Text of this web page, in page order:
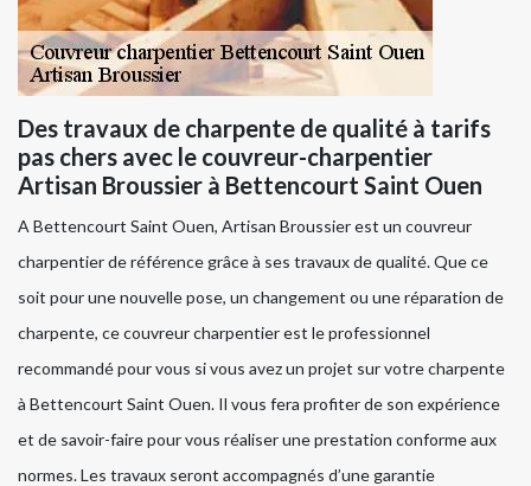
Des travaux de charpente de qualité à tarifs
pas chers avec le couvreur-charpentier
Artisan Broussier à Bettencourt Saint Ouen
A Bettencourt Saint Ouen, Artisan Broussier est un couvreur
charpentier de référence grâce à ses travaux de qualité. Que ce
soit pour une nouvelle pose, un changement ou une réparation de
charpente, ce couvreur charpentier est le professionnel
recommandé pour vous si vous avez un projet sur votre charpente
à Bettencourt Saint Ouen. Il vous fera profiter de son expérience
et de savoir-faire pour vous réaliser une prestation conforme aux
normes. Les travaux seront accompagnés d’une garantie